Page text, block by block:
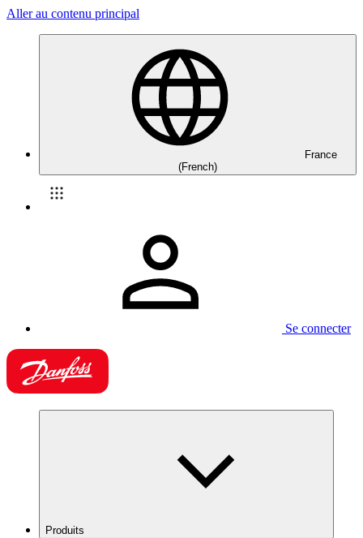
Aller au contenu principal
France
(French)
Se connecter
Produits